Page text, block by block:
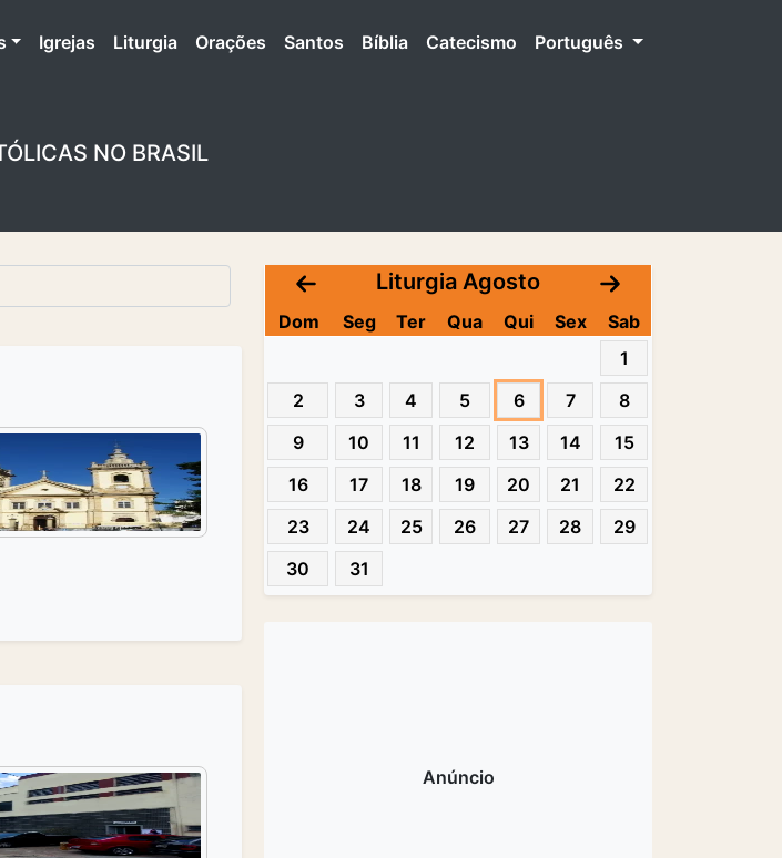
Igrejas Liturgia Orações Santos Bíblia Catecismo Português
NO BRASIL
Liturgia Agosto
Dom Seg Ter Qua Qui Sex
Sab
1
2
3 4 5 6 7
8
9
10 11 12 13 14
15
16
17 18 19 20 21
22
23
24 25 26 27 28
29
30
31